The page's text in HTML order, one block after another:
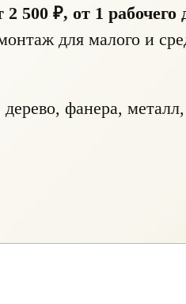
500 ₽, от 1 рабочего
для малого и
фанера,